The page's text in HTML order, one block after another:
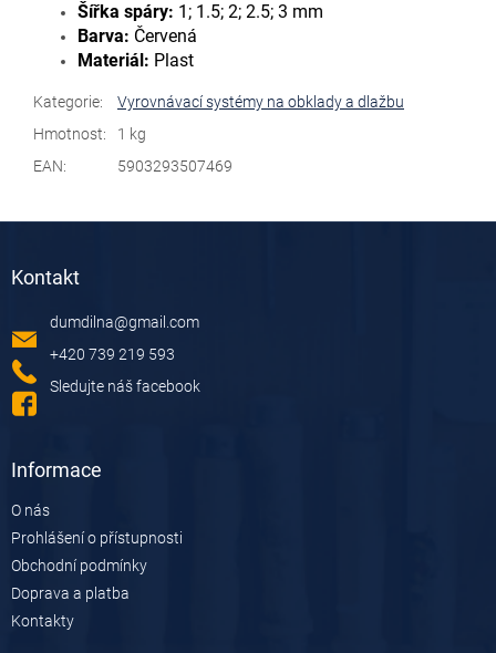
Šířka spáry: 1; 1.5; 2; 2.5; 3 mm
Barva: Červená
Materiál: Plast
Kategorie:
Vyrovnávací systémy na obklady a dlažbu
Hmotnost:
1 kg
EAN: 5903293507469
Kontakt
dumdilna@gmail.com
+420 739 219 593
Sledujte náš facebook
Informace
O nás
Prohlášení o přístupnosti
Obchodní podmínky
Doprava a platba
Kontakty